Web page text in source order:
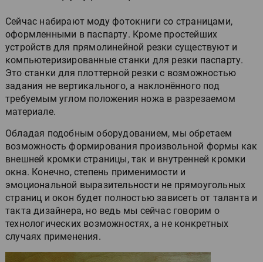
Сейчас набирают моду фотокниги со страницами,
оформленными в паспарту. Кроме простейших
устройств для прямолинейной резки существуют и
компьютеризированные станки для резки паспарту.
Это станки для плоттерной резки с возможностью
задания не вертикального, а наклонённого под
требуемым углом положения ножа в разрезаемом
материале.
Обладая подобным оборудованием, мы обретаем
возможность формирования произвольной формы как
внешней кромки страницы, так и внутренней кромки
окна. Конечно, степень применимости и
эмоциональной выразительности не прямоугольных
страниц и окон будет полностью зависеть от таланта и
такта дизайнера, но ведь мы сейчас говорим о
технологических возможностях, а не конкретных
случаях применения.